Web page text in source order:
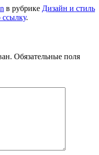
в рубрике Дизайн и стиль
.
Обязательные поля